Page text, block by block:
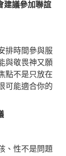
建議參加聯誼
排時間參與服
與敬畏神又願
點不是只放在
可能適合你的
、性不是問題